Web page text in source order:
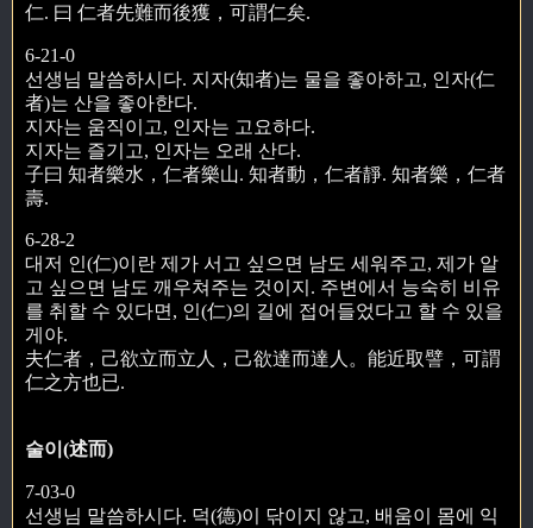
仁. 曰 仁者先難而後獲，可謂仁矣.
6-21-0
선생님 말씀하시다. 지자(知者)는 물을 좋아하고, 인자(仁
者)는 산을 좋아한다.
지자는 움직이고, 인자는 고요하다.
지자는 즐기고, 인자는 오래 산다.
子曰 知者樂水，仁者樂山. 知者動，仁者靜. 知者樂，仁者
壽.
6-28-2
대저 인(仁)이란 제가 서고 싶으면 남도 세워주고, 제가 알
고 싶으면 남도 깨우쳐주는 것이지. 주변에서 능숙히 비유
를 취할 수 있다면, 인(仁)의 길에 접어들었다고 할 수 있을
게야.
夫仁者，己欲立而立人，己欲達而達人。能近取譬，可謂
仁之方也已.
술이(述而)
7-03-0
선생님 말씀하시다. 덕(德)이 닦이지 않고, 배움이 몸에 익